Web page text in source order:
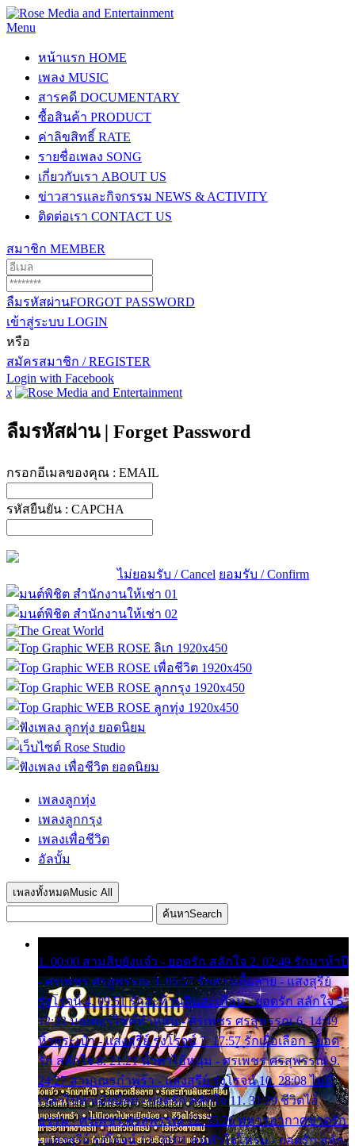
Menu
หน้าแรก HOME
เพลง MUSIC
สารคดี DOCUMENTARY
ซื้อสินค้า PRODUCT
ค่าลิขสิทธิ์ RATE
รายชื่อเพลง SONG
เกี่ยวกับเรา ABOUT US
ข่าวสารและกิจกรรม NEWS & ACTIVITY
ติดต่อเรา CONTACT US
สมาชิก MEMBER
ลืมรหัสผ่านFORGOT PASSWORD
เข้าสู่ระบบ LOGIN
หรือ
สมัครสมาชิก / REGISTER
Login with Facebook
x
ลืมรหัสผ่าน | Forget Password
กรอกอีเมลของคุณ : EMAIL
รหัสยืนยัน : CAPCHA
ไม่ยอมรับ / Cancel ยอมรับ / Confirm
เพลงลูกทุ่ง
เพลงลูกกรุง
เพลงเพื่อชีวิต
อัลบั้ม
เพลงทั้งหมด Music All
ค้นหาSearch
1. 00:00 สามสิบยังแจ๋ว - ยอดรัก สลักใจ 2. 02:49 รักมาห้าปี
- ศรเพชร ศรสุพรรณ 3. 05:57 รักสาวเสื้อลาย - แสงสุรีย์
รุ่งโรจน์ 4. 09:51 รักสะท้านดินสะเทือน - ยอดรัก สลักใจ 5.
12:23 มอเตอร์ไซค์ทำหล่น - ศรเพชร ศรสุพรรณ 6. 14:49
หิ้วกระเป๋า - แสงสุรีย์ รุ่งโรจน์ 7. 17:57 รักเผื่อเลือก - ยอด
รัก สลักใจ 8. 21:21 น้ำตาไอ้หนุ่ม - ศรเพชร ศรสุพรรณ 9.
24:27 สามเณรกำพร้า - แสงสุรีย์ รุ่งโรจน์ 10. 28:08 ไม่มี
เวลาไปหาเมียน้อย - ยอดรัก สลักใจ 11. 31:29 ชีวิตไอ้
ธรรม - ศรเพชร ศรสุพรรณ 12. 35:26 ทหารอากาศขาดรัก
- แสงสุรีย์ รุ่งโรจน์ 13. 39:01 คนหัวใจโทรม - ยอดรัก สลัก